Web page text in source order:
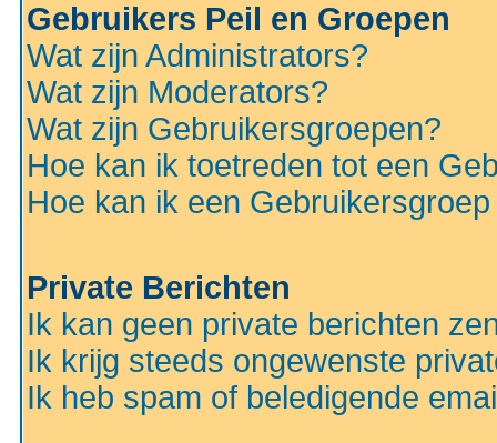
Gebruikers Peil en Groepen
Wat zijn Administrators?
Wat zijn Moderators?
Wat zijn Gebruikersgroepen?
Hoe kan ik toetreden tot een
Hoe kan ik een
Private Berichten
Ik kan geen private berichten
Ik krijg steeds ongewenste
Ik heb spam of beledigende